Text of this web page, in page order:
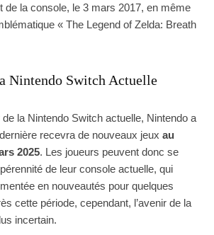
de la console, le 3 mars 2017, en même
« The Legend of Zelda: Breath
Nintendo Switch Actuelle
de la Nintendo Switch actuelle, Nintendo a
recevra de nouveaux jeux au
2025. Les joueurs peuvent donc se
de leur console actuelle, qui
en nouveautés pour quelques
cette période, cependant, l’avenir de la
incertain.